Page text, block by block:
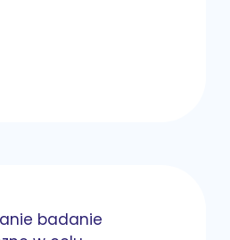
badanie